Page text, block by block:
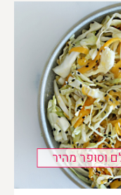
וסופר מהיר